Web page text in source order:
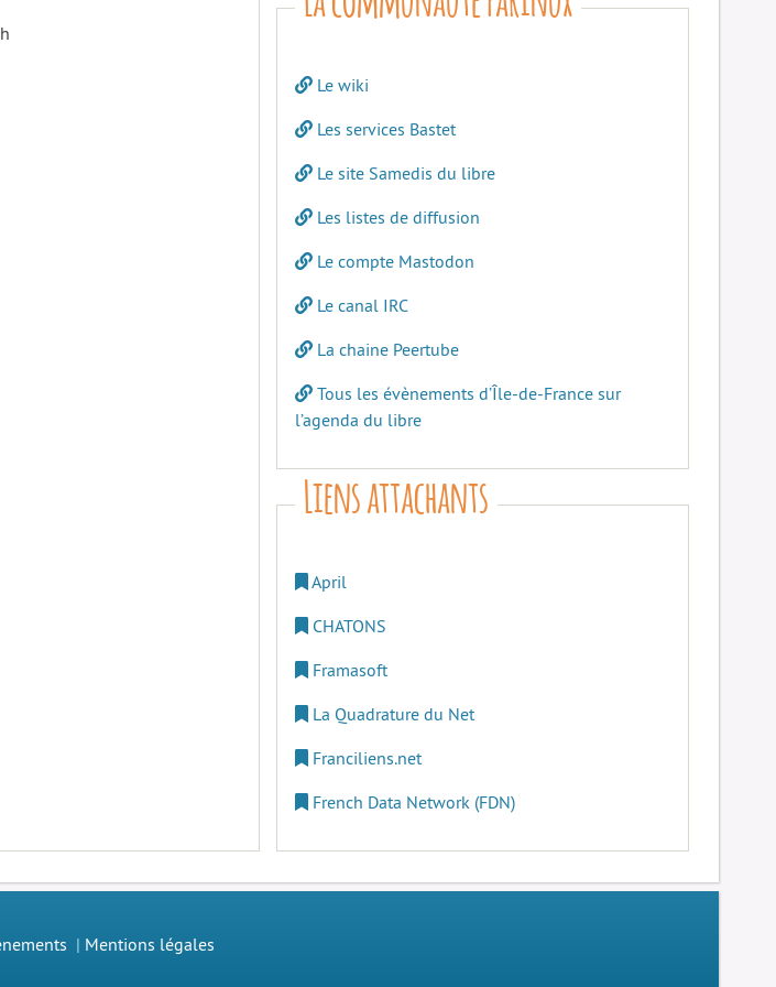
Le wiki
Les services Bastet
Le site Samedis du libre
Les listes de diffusion
Le compte Mastodon
Le canal IRC
La chaine Peertube
Tous les évènements d’Île-de-France sur
l’agenda du libre
Liens attachants
April
CHATONS
Framasoft
La Quadrature du Net
Franciliens.net
French Data Network (FDN)
| Mentions légales